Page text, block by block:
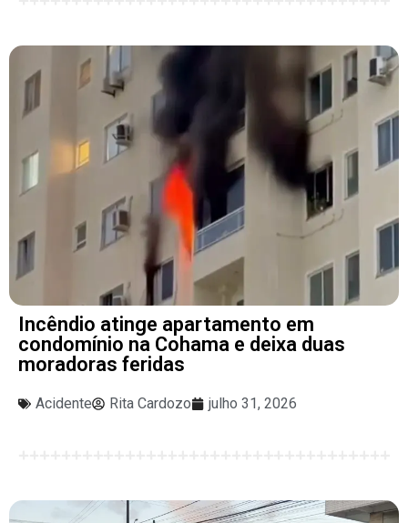
Incêndio atinge apartamento em
condomínio na Cohama e deixa duas
moradoras feridas
Acidente Rita Cardozo julho 31, 2026